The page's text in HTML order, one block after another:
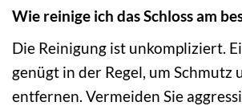
Wie reinige ich das Schloss am
Die Reinigung ist unkompliziert.
genügt in der Regel, um Schmutz
entfernen. Vermeiden Sie